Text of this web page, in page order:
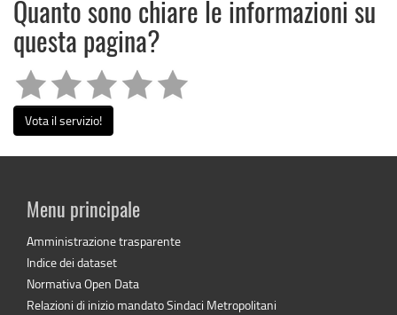
Quanto sono chiare le informazioni su
questa pagina?
Vota il servizio!
Menu principale
Amministrazione trasparente
Indice dei dataset
Normativa Open Data
Relazioni di inizio mandato Sindaci Metropolitani